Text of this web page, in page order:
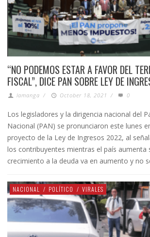
“NO PODEMOS ESTAR A FAVOR DEL
FISCAL”, DICE PAN SOBRE LEY DE
lamanga / October 18, 2021 / 0
Los legisladores y la dirigencia nacional del
Nacional (PAN) se pronunciaron este lunes
proyecto de la Ley de Ingresos 2022, al
los contribuyentes mientras el país aumenta
crecimiento a la deuda va en aumento y no
NACIONAL / POLÍTICO / VIRALES